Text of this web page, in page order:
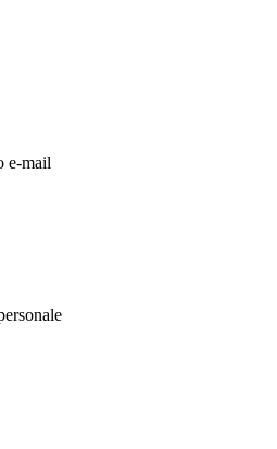
e-mail